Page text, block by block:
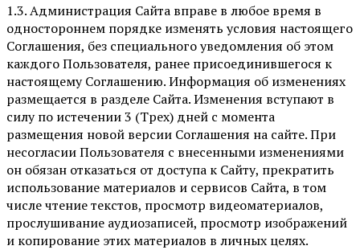
1.3. Администрация Сайта вправе в любое время в
одностороннем порядке изменять условия настоящего
Соглашения, без специального уведомления об этом
каждого Пользователя, ранее присоединившегося к
настоящему Соглашению. Информация об изменениях
размещается в разделе Сайта. Изменения вступают в
силу по истечении 3 (Трех) дней с момента
размещения новой версии Соглашения на сайте. При
несогласии Пользователя с внесенными изменениями
он обязан отказаться от доступа к Сайту, прекратить
использование материалов и сервисов Сайта, в том
числе чтение текстов, просмотр видеоматериалов,
прослушивание аудиозаписей, просмотр изображений
и копирование этих материалов в личных целях.